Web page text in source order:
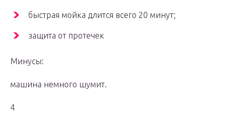
быстрая мойка длится всего 20 минут;
защита от протечек
Минусы:
машина немного шумит.
4